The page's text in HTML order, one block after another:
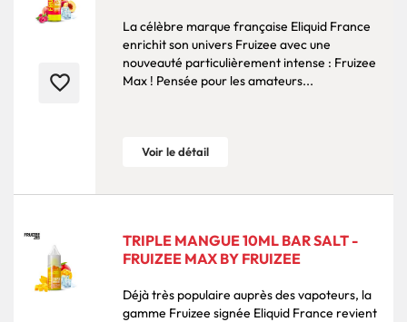
favorite_border
La célèbre marque française Eliquid France
enrichit son univers Fruizee avec une
nouveauté particulièrement intense : Fruizee
Max ! Pensée pour les amateurs...
Voir le détail
TRIPLE MANGUE 10ML BAR SALT -
FRUIZEE MAX BY FRUIZEE
Déjà très populaire auprès des vapoteurs, la
gamme Fruizee signée Eliquid France revient